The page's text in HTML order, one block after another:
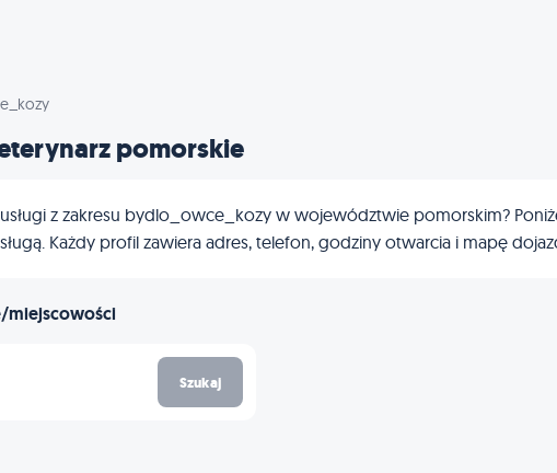
pomorskie
z zakresu bydlo_owce_kozy w województwie pomorskim?
Każdy profil zawiera adres, telefon, godziny otwarcia i mapę
miejscowości
Szukaj